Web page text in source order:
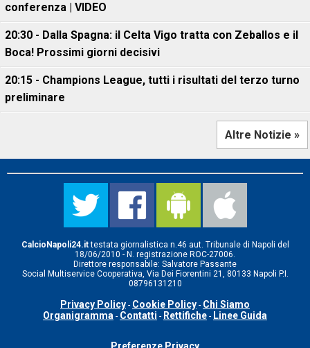
conferenza | VIDEO
20:30 - Dalla Spagna: il Celta Vigo tratta con Zeballos e il
Boca! Prossimi giorni decisivi
20:15 - Champions League, tutti i risultati del terzo turno
preliminare
Altre Notizie »
CalcioNapoli24.ittestata giornalistica n.46 aut. Tribunale di Napoli del
18/06/2010 - N. registrazione ROC-27006.
Direttore responsabile: Salvatore Passante
Social Multiservice Cooperativa, Via Dei Fiorentini 21, 80133 Napoli P.I.
08796131210
Privacy Policy - Cookie Policy - Chi Siamo
Organigramma - Contatti - Rettifiche - Linee Guida